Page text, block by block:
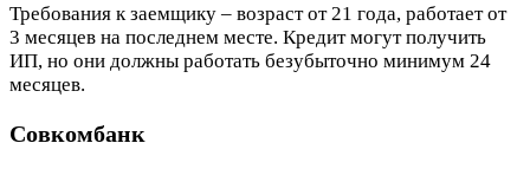
Требования к заемщику – возраст от 21 года, работает от
3 месяцев на последнем месте. Кредит могут получить
ИП, но они должны работать безубыточно минимум 24
месяцев.
Совкомбанк